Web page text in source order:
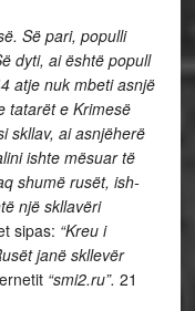
Së pari, populli
dyti, ai është popull
atje nuk mbeti asnjë
tatarët e Krimesë
skllav, ai asnjëherë
ishte mësuar të
shumë rusët, ish-
një skllavëri
sipas: “Kreu i
janë skllevër
“smi2.ru”. 21